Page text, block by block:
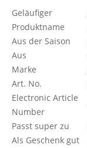
Geläufiger
Produktname
Aus der Saison
Aus
Marke
Art. No.
Electronic Article
Number
Passt super zu
Als Geschenk gut